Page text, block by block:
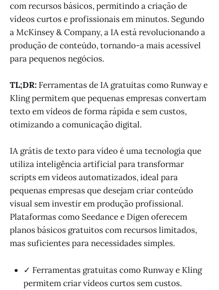
com recursos básicos, permitindo a criação de
vídeos curtos e profissionais em minutos. Segundo
a McKinsey & Company, a IA está revolucionando a
produção de conteúdo, tornando-a mais acessível
para pequenos negócios.
TL;DR: Ferramentas de IA gratuitas como Runway e
Kling permitem que pequenas empresas convertam
texto em vídeos de forma rápida e sem custos,
otimizando a comunicação digital.
IA grátis de texto para vídeo é uma tecnologia que
utiliza inteligência artificial para transformar
scripts em vídeos automatizados, ideal para
pequenas empresas que desejam criar conteúdo
visual sem investir em produção profissional.
Plataformas como Seedance e Digen oferecem
planos básicos gratuitos com recursos limitados,
mas suficientes para necessidades simples.
✓ Ferramentas gratuitas como Runway e Kling
permitem criar vídeos curtos sem custos.